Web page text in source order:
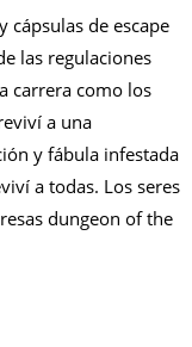
cápsulas de escape
las regulaciones
carrera como los
a una
y fábula infestada
a todas. Los seres
dungeon of the